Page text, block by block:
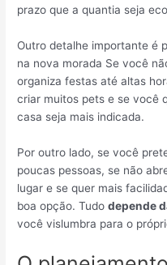
prazo que a quantia seja
Outro detalhe importante é
na nova morada Se você
organiza festas até altas
criar muitos pets e se você
casa seja mais indicada.
Por outro lado, se você
poucas pessoas, se não
lugar e se quer mais
boa opção. Tudodepende
você vislumbra para o